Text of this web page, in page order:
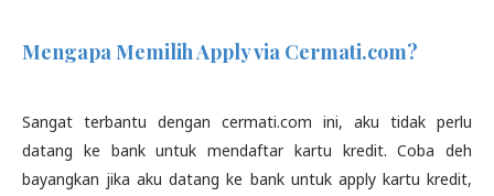
Mengapa Memilih Apply via Cermati.com?
Sangat terbantu dengan cermati.com ini, aku tidak perlu
datang ke bank untuk mendaftar kartu kredit. Coba deh
bayangkan jika aku datang ke bank untuk apply kartu kredit,